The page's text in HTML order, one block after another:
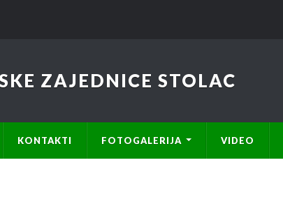
ZAJEDNICE STOLAC
KONTAKTI FOTOGALERIJA VIDEO